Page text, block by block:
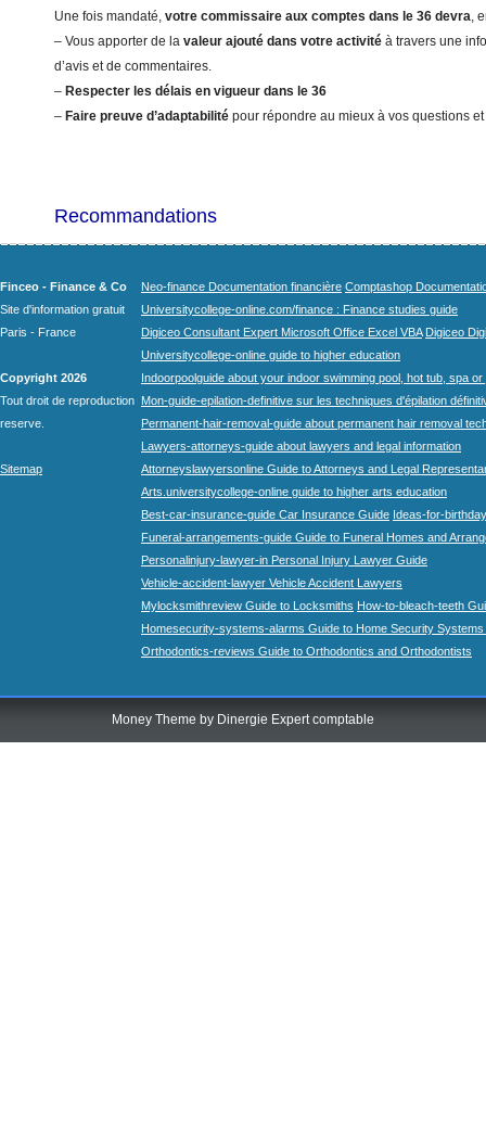
Une fois mandaté, votre commissaire aux comptes dans le 36 devra,
– Vous apporter de la valeur ajouté dans votre activité à travers une
d’avis et de commentaires.
– Respecter les délais en vigueur dans le 36
– Faire preuve d’adaptabilité pour répondre au mieux à vos questions
Recommandations
Finceo - Finance & Co
Site d'information gratuit
Paris - France
Copyright 2026
Tout droit de reproduction
reserve.
Sitemap
Neo-finance Documentation financière Comptashop
Universitycollege-online.com/finance : Finance studies guide
Digiceo Consultant Expert Microsoft Office Excel VBA Digiceo
Universitycollege-online guide to higher education
Indoorpoolguide about your indoor swimming pool, hot tub, spa
Mon-guide-epilation-definitive sur les techniques d'épilation
Permanent-hair-removal-guide about permanent hair removal
Lawyers-attorneys-guide about lawyers and legal information
Attorneyslawyersonline Guide to Attorneys and Legal
Arts.universitycollege-online guide to higher arts education
Best-car-insurance-guide Car Insurance Guide Ideas-for-
Funeral-arrangements-guide Guide to Funeral Homes and
Personalinjury-lawyer-in Personal Injury Lawyer Guide
Vehicle-accident-lawyer Vehicle Accident Lawyers
Mylocksmithreview Guide to Locksmiths How-to-bleach-teeth
Homesecurity-systems-alarms Guide to Home Security Systems
Orthodontics-reviews Guide to Orthodontics and Orthodontists
Money Theme by Dinergie Expert comptable